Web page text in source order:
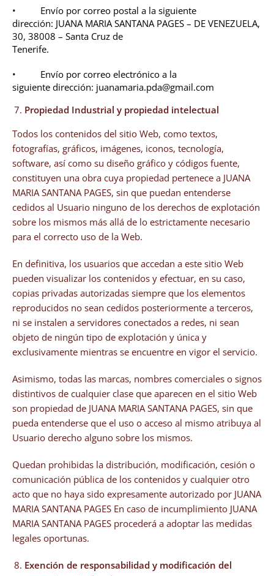
• Envío por correo postal a la siguiente
dirección: JUANA MARIA SANTANA PAGES – DE VENEZUELA,
30, 38008 – Santa Cruz de
Tenerife.
• Envío por correo electrónico a la
siguiente dirección: juanamaria.pda@gmail.com
Propiedad Industrial y propiedad intelectual
Todos los contenidos del sitio Web, como textos,
fotografías, gráficos, imágenes, iconos, tecnología,
software, así como su diseño gráfico y códigos fuente,
constituyen una obra cuya propiedad pertenece a JUANA
MARIA SANTANA PAGES, sin que puedan entenderse
cedidos al Usuario ninguno de los derechos de explotación
sobre los mismos más allá de lo estrictamente necesario
para el correcto uso de la Web.
En definitiva, los usuarios que accedan a este sitio Web
pueden visualizar los contenidos y efectuar, en su caso,
copias privadas autorizadas siempre que los elementos
reproducidos no sean cedidos posteriormente a terceros,
ni se instalen a servidores conectados a redes, ni sean
objeto de ningún tipo de explotación y única y
exclusivamente mientras se encuentre en vigor el servicio.
Asimismo, todas las marcas, nombres comerciales o signos
distintivos de cualquier clase que aparecen en el sitio Web
son propiedad de JUANA MARIA SANTANA PAGES, sin que
pueda entenderse que el uso o acceso al mismo atribuya al
Usuario derecho alguno sobre los mismos.
Quedan prohibidas la distribución, modificación, cesión o
comunicación pública de los contenidos y cualquier otro
acto que no haya sido expresamente autorizado por JUANA
MARIA SANTANA PAGES En caso de incumplimiento JUANA
MARIA SANTANA PAGES procederá a adoptar las medidas
legales oportunas.
Exención de responsabilidad y modificación del